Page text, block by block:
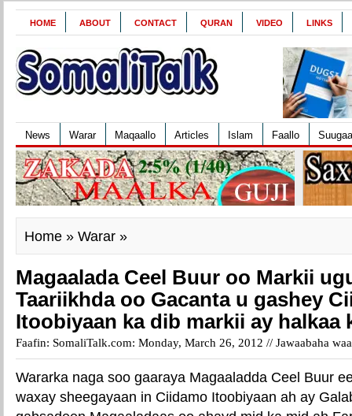
HOME ABOUT CONTACT QURAN VIDEO LINKS
News Warar Maqaallo Articles Islam Faallo
Home » Warar »
Magaalada Ceel Buur oo Markii
Taariikhda oo Gacanta u gashey
Itoobiyaan ka dib markii ay halkaa
Faafin: SomaliTalk.com: Monday, March 26, 2012 // Jawaabaha
Wararka naga soo gaaraya Magaaladda Ceel Buur
waxay sheegayaan in Ciidamo Itoobiyaan ah ay